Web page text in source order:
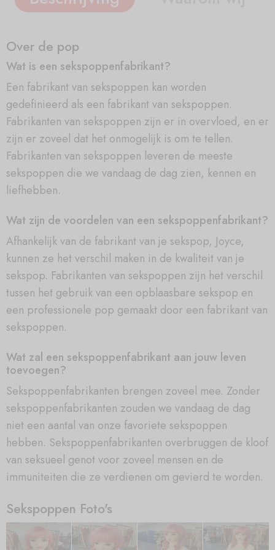
Over de pop
Wat is een sekspoppenfabrikant?
Een fabrikant van sekspoppen kan worden
gedefinieerd als een fabrikant van sekspoppen.
Fabrikanten van sekspoppen zijn er in overvloed, en er
zijn er zoveel dat het onmogelijk is om te tellen.
Fabrikanten van sekspoppen leveren de meeste
sekspoppen die we vandaag de dag zien, kennen en
liefhebben.
Wat zijn de voordelen van een sekspoppenfabrikant?
Afhankelijk van de fabrikant van je sekspop, Joyce,
kunnen ze het verschil maken in de kwaliteit van je
sekspop. Fabrikanten van sekspoppen zijn het verschil
tussen het gebruik van een opblaasbare sekspop en
een professionele pop gemaakt door een fabrikant van
sekspoppen.
Wat zal een sekspoppenfabrikant aan jouw leven
toevoegen?
Sekspoppenfabrikanten brengen zoveel mee. Zonder
sekspoppenfabrikanten zouden we vandaag de dag
niet een aantal van onze favoriete sekspoppen
hebben. Sekspoppenfabrikanten overbruggen de kloof
van seksueel genot voor zoveel mensen en de
immuniteiten die ze verdienen om gevierd te worden.
Sekspoppen Foto's